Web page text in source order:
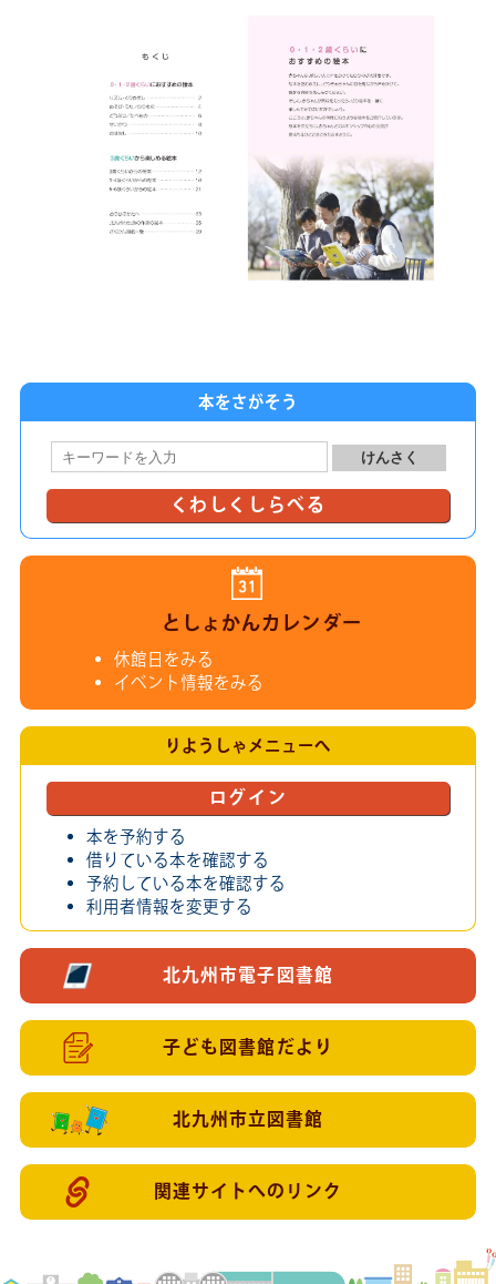
本をさがそう
くわしくしらべる
としょかんカレンダー
休館日をみる
イベント情報をみる
りようしゃメニューへ
ログイン
本を予約する
借りている本を確認する
予約している本を確認する
利用者情報を変更する
北九州市電子図書館
子ども図書館だより
北九州市立図書館
関連サイトへのリンク